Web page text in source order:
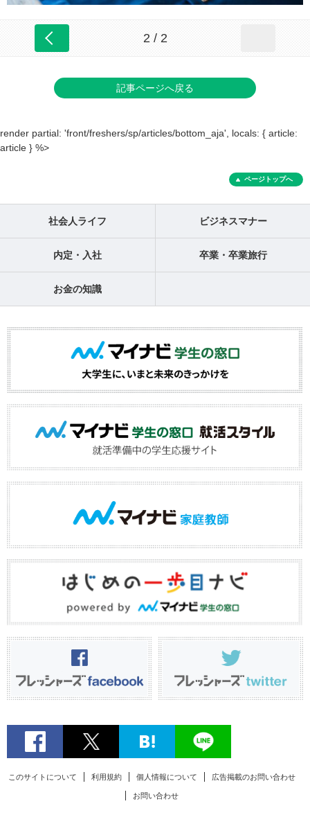
2 / 2
記事ページへ戻る
render partial: 'front/freshers/sp/articles/bottom_aja', locals: { article:
article } %>
ページトップへ
社会人ライフ ビジネスマナー
内定・入社 卒業・卒業旅行
お金の知識
このサイトについて 利用規約 個人情報について 広告掲載のお問い合わせ
お問い合わせ